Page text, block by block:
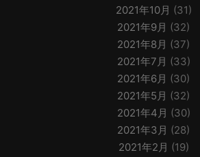
2021年10月 (31)
2021年9月 (32)
2021年8月 (37)
2021年7月 (33)
2021年6月 (30)
2021年5月 (32)
2021年4月 (30)
2021年3月 (28)
2021年2月 (19)